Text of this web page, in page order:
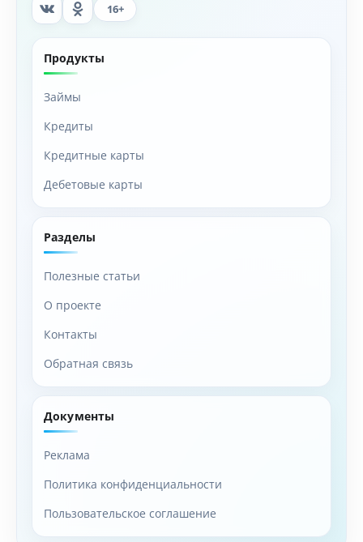
16+
Продукты
Займы
Кредиты
Кредитные карты
Дебетовые карты
Разделы
Полезные статьи
О проекте
Контакты
Обратная связь
Документы
Реклама
Политика конфиденциальности
Пользовательское соглашение